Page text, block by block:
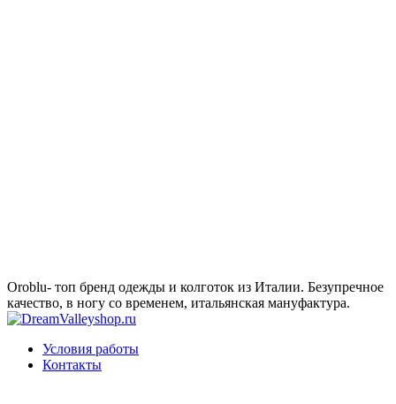
Oroblu- топ бренд одежды и колготок из Италии. Безупречное
качество, в ногу со временем, итальянская мануфактура.
Условия работы
Контакты